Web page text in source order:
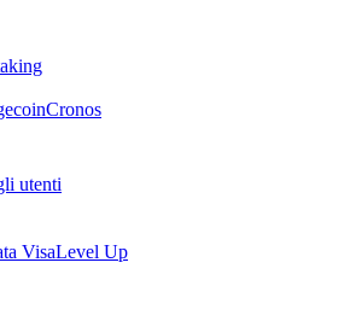
Cronos
utenti
VisaLevel Up